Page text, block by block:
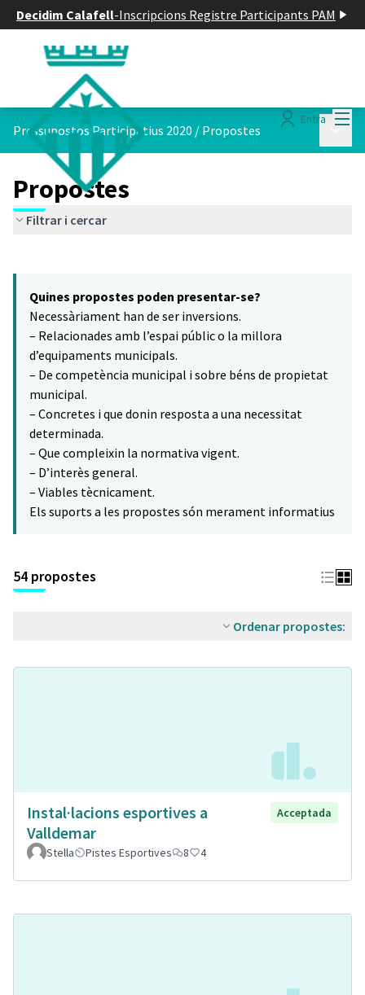
Decidim Calafell-Inscripcions Registre Participants PAM
Entra
Pressupostos Participatius 2020 / Propostes
Propostes
Filtrar i cercar
−
Quines propostes poden presentar-se?
Necessàriament han de ser inversions.
– Relacionades amb l’espai públic o la millora
d’equipaments municipals.
– De competència municipal i sobre béns de propietat
municipal.
– Concretes i que donin resposta a una necessitat
determinada.
– Que compleixin la normativa vigent.
– D’interès general.
– Viables tècnicament.
Els suports a les propostes són merament informatius
54 propostes
Ordenar propostes:
Instal·lacions esportives a
Valldemar
Acceptada
Stella Pistes Esportives 8 4